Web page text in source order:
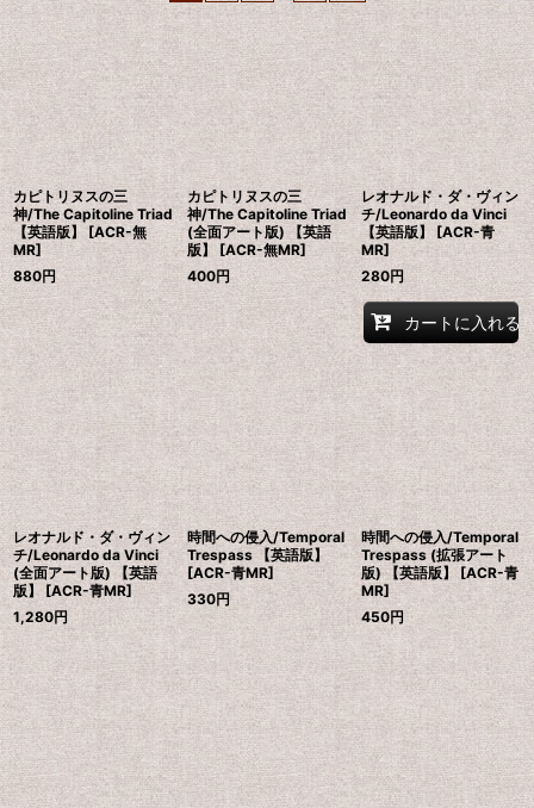
表示数 :
在庫あり
並び順:
絞り込む
カピトリヌスの三
神/The Capitoline Triad
【英語版】 [ACR-無
MR]
880円
カピトリヌスの三
神/The Capitoline Triad
(全面アート版) 【英語
版】 [ACR-無MR]
400円
レオナルド・ダ・ヴィン
チ/Leonardo da Vinci
【英語版】 [ACR-青
MR]
280円
カートに入れる
レオナルド・ダ・ヴィン
チ/Leonardo da Vinci
(全面アート版) 【英語
版】 [ACR-青MR]
1,280円
時間への侵入/Temporal
Trespass 【英語版】
[ACR-青MR]
330円
時間への侵入/Temporal
Trespass (拡張アート
版) 【英語版】 [ACR-青
MR]
450円